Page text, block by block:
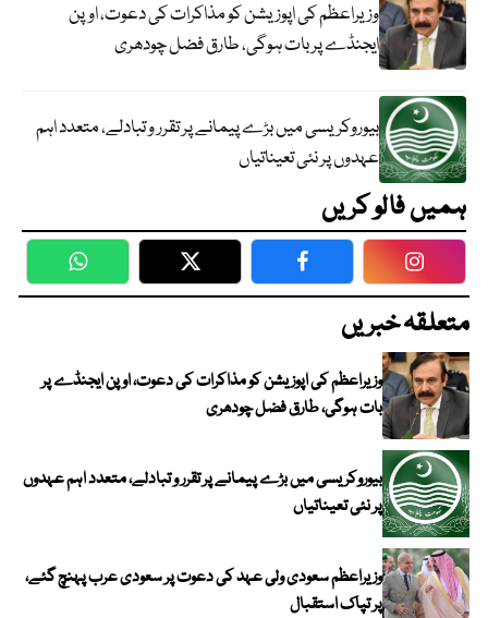
وزیراعظم کی اپوزیشن کو مذاکرات کی دعوت، اوپن
ایجنڈے پر بات ہوگی، طارق فضل چودھری
بیوروکریسی میں بڑے پیمانے پر تقرر و تبادلے، متعدد اہم
عہدوں پر نئی تعیناتیاں
ہمیں فالو کریں
WhatsApp Twitter Facebook
متعلقہ خبریں
وزیراعظم کی اپوزیشن کو مذاکرات کی دعوت، اوپن ایجنڈے پر
بات ہوگی، طارق فضل چودھری
بیوروکریسی میں بڑے پیمانے پر تقرر و تبادلے، متعدد اہم عہدوں
پر نئی تعیناتیاں
وزیراعظم سعودی ولی عہد کی دعوت پر سعودی عرب پہنچ گئے،
پر تپاک استقبال